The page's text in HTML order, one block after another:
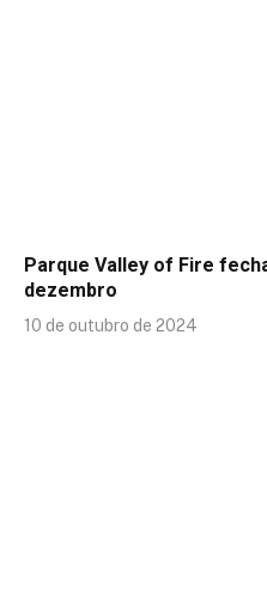
Parque Valley of Fire
dezembro
10 de outubro de 2024